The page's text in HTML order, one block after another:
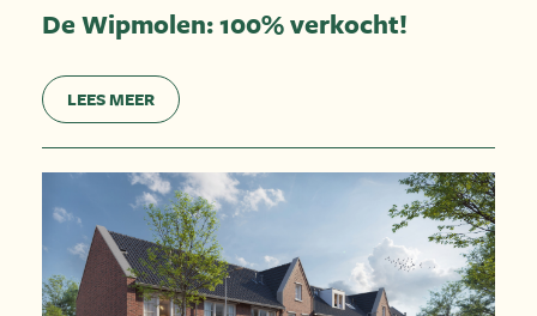
De Wipmolen: 100% verkocht!
LEES MEER